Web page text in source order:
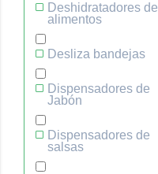
Deshidratadores de
alimentos
Desliza bandejas
Dispensadores de
Jabón
Dispensadores de
salsas